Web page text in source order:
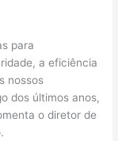
para
a eficiência
nossos
dos últimos anos,
o diretor de